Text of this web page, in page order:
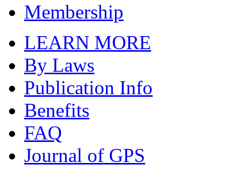
Membership
LEARN MORE
By Laws
Publication Info
Benefits
FAQ
Journal of GPS